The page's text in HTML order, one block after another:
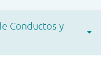
Conductos y